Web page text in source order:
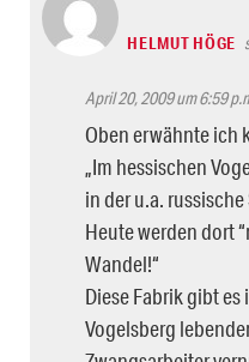
HELMUT HÖGE
April 20, 2009 um 6:59
Oben erwähnte ich
„Im hessischen
in der u.a.
Heute werden dort
Wandel!“
Diese Fabrik gibt
Vogelsberg